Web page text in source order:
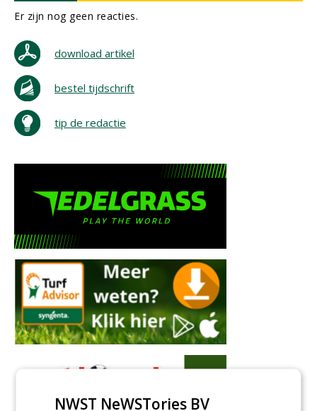
Er zijn nog geen reacties.
download artikel
bestel tijdschrift
tip de redactie
NWST NeWSTories BV